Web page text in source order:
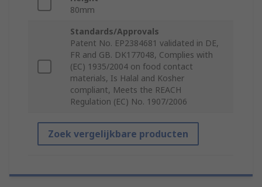
80mm
Standards/Approvals
Patent No. EP2384681 validated in DE,
FR and GB. DK177048, Complies with
(EC) 1935/2004 on food contact
materials, Is Halal and Kosher
compliant, Meets the REACH
Regulation (EC) No. 1907/2006
Zoek vergelijkbare producten